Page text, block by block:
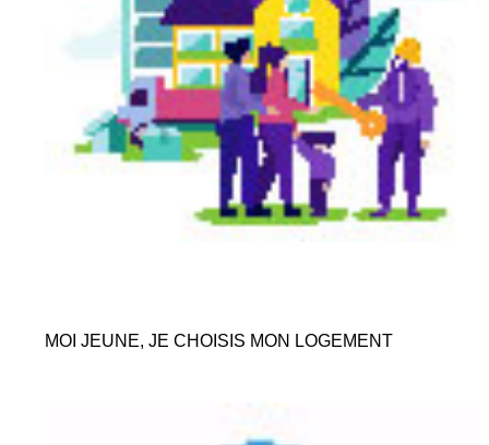
MOI JEUNE, JE CHOISIS MON LOGEMENT